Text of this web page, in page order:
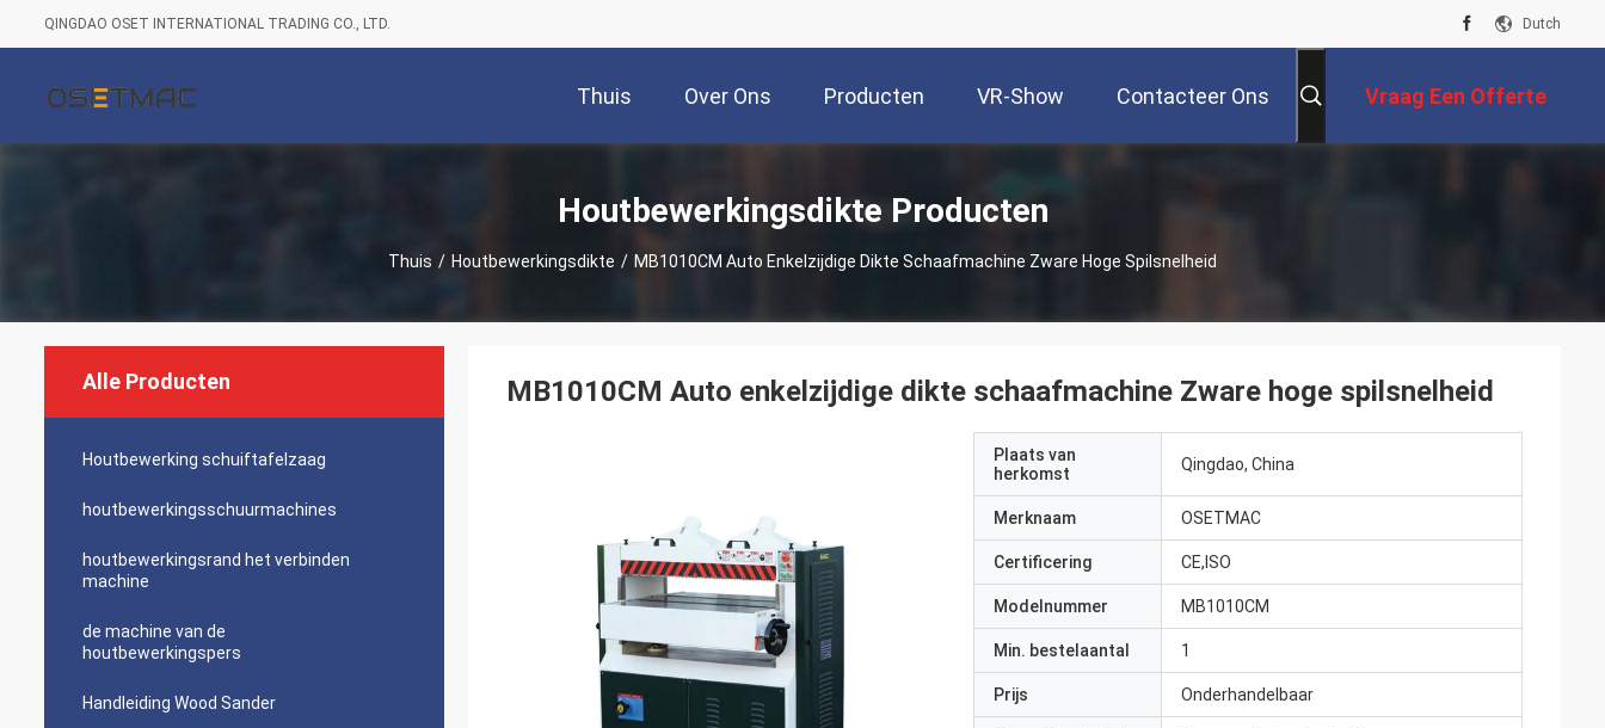
QINGDAO OSET INTERNATIONAL TRADING CO., LTD. Dutch
Thuis Over Ons Producten VR-Show Contacteer Ons Vraag Een Offerte
Houtbewerkingsdikte Producten
Thuis / Houtbewerkingsdikte / MB1010CM Auto Enkelzijdige Dikte Schaafmachine Zware Hoge Spilsnelheid
Alle Producten
Houtbewerking schuiftafelzaag
houtbewerkingsschuurmachines
houtbewerkingsrand het verbinden
machine
de machine van de
houtbewerkingspers
Handleiding Wood Sander
MB1010CM Auto enkelzijdige dikte schaafmachine Zware hoge spilsnelheid
Plaats van
herkomst
Qingdao, China
Merknaam OSETMAC
Certificering CE,ISO
Modelnummer MB1010CM
Min. bestelaantal 1
Prijs Onderhandelbaar